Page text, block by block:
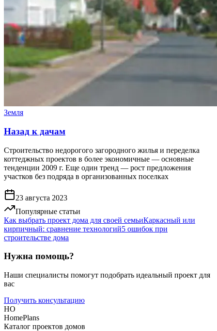
Земля
Назад к дачам
Строительство недорогого загородного жилья и переделка
коттеджных проектов в более экономичные — основные
тенденции 2009 г. Еще один тренд — рост предложения
участков без подряда в организованных поселках
23 августа 2023
Популярные статьи
Как выбрать проект дома для своей семьиКаркасный или
кирпичный: сравнение технологий5 ошибок при
строительстве дома
Нужна помощь?
Наши специалисты помогут подобрать идеальный проект для
вас
Получить консультацию
HO
HomePlans
Каталог проектов домов